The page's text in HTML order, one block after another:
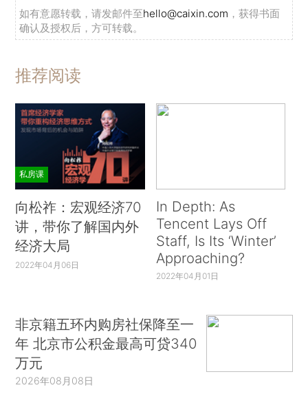
如有意愿转载，请发邮件至hello@caixin.com ，获得书面
确认及授权后，方可转载。
推荐阅读
私房课
向松祚：宏观经济70
讲，带你了解国内外
经济大局
2022年04月06日
In Depth: As
Tencent Lays Off
Staff, Is Its ‘Winter’
Approaching?
2022年04月01日
非京籍五环内购房社保降至一
年 北京市公积金最高可贷340
万元
2026年08月08日